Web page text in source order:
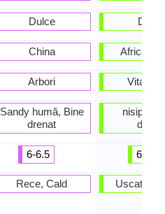
Dulce
China
Arbori
Sandy humă, Bine
drenat
6-6.5
Rece, Cald
Dulce
Africa de
Vita de
nisipos,
drenat
6-6.8
Uscat,